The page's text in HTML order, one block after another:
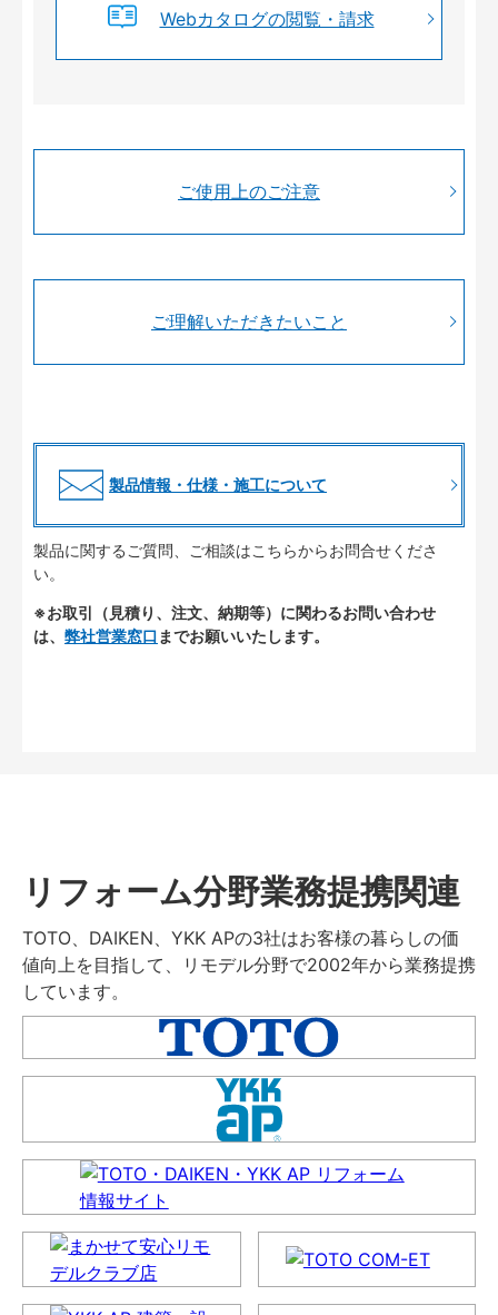
Webカタログの閲覧・請求
ご使用上のご注意
ご理解いただきたいこと
製品情報・仕様・施工について
製品に関するご質問、ご相談はこちらからお問合せくださ
い。
※お取引（見積り、注文、納期等）に関わるお問い合わせ
は、 弊社営業窓口 までお願いいたします。
リフォーム分野業務提携関連
TOTO、DAIKEN、YKK APの3社はお客様の暮らしの価
値向上を目指して、リモデル分野で2002年から業務提携
しています。